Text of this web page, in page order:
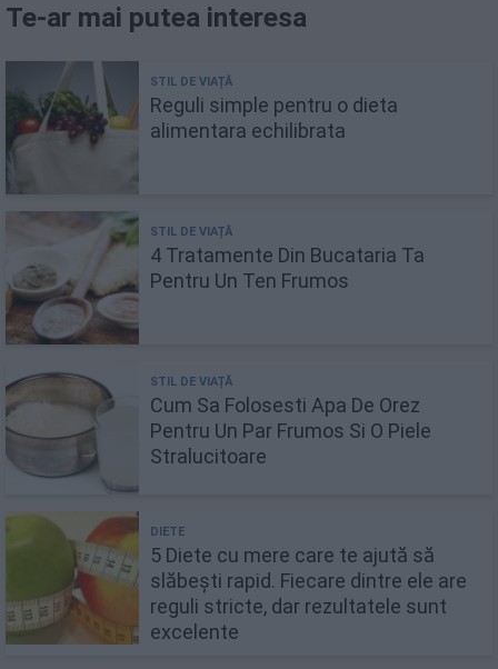
Te-ar mai putea interesa
Reguli simple pentru o dieta
alimentara echilibrata
4 Tratamente Din Bucataria Ta
Pentru Un Ten Frumos
Cum Sa Folosesti Apa De Orez
Pentru Un Par Frumos Si O Piele
Stralucitoare
5 Diete cu mere care te ajută să
slăbești rapid. Fiecare dintre ele are
reguli stricte, dar rezultatele sunt
excelente